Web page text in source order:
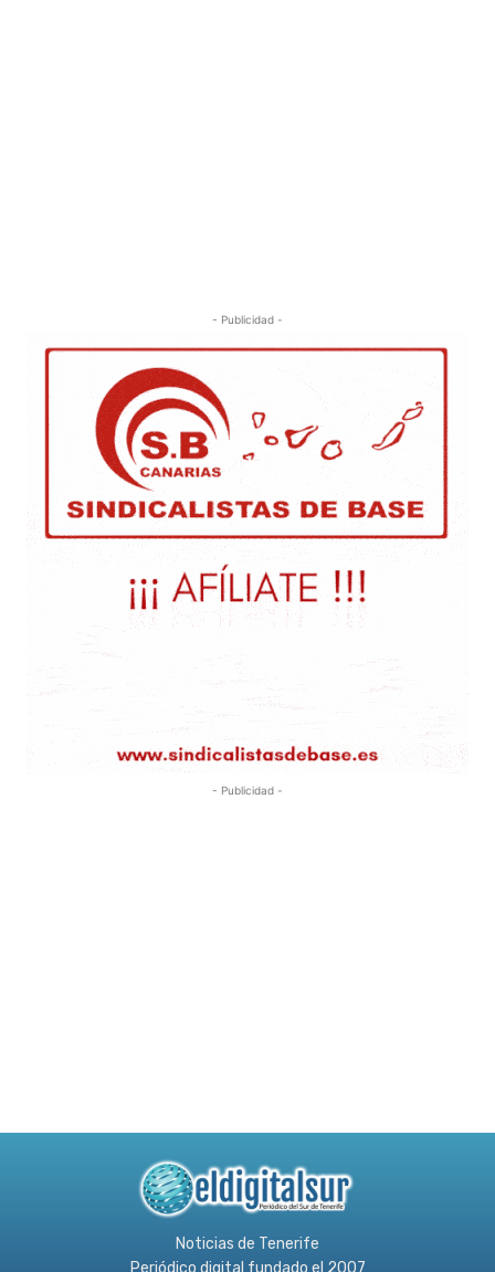
- Publicidad -
- Publicidad -
Noticias de Tenerife
Periódico digital fundado el 2007